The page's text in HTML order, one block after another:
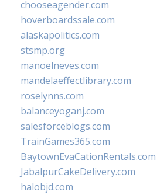
chooseagender.com
hoverboardssale.com
alaskapolitics.com
stsmp.org
manoelneves.com
mandelaeffectlibrary.com
roselynns.com
balanceyoganj.com
salesforceblogs.com
TrainGames365.com
BaytownEvaCationRentals.com
JabalpurCakeDelivery.com
halobjd.com